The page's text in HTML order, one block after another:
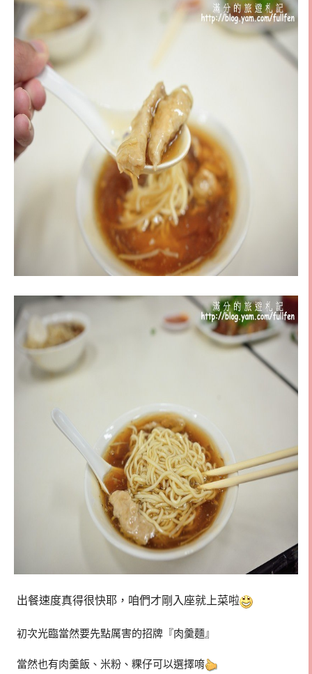
出餐速度真得很快耶，咱們才剛入座就上菜啦
初次光臨當然要先點厲害的招牌『肉羹麵』
當然也有肉羹飯、米粉、粿仔可以選擇唷